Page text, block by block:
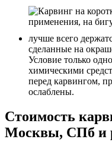
лучше всего
сделанные на
Условие только
химическими
перед карвингом,
ослаблены.
Стоимость
Москвы, СПб и